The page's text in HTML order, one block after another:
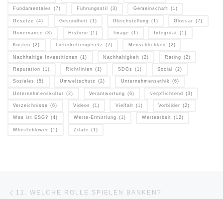
Fundamentales (7) Führungsstil (3) Gemeinschaft (1)
Gesetze (4) Gesundheit (1) Gleichstellung (1) Glossar (7)
Governance (3) Historie (1) Image (1) Integrität (1)
Kosten (2) Lieferkettengesetz (2) Menschlichkeit (2)
Nachhaltige Investitionen (1) Nachhaltigkeit (2) Rating (2)
Reputation (1) Richtlinien (1) SDGs (1) Social (2)
Soziales (5) Umweltschutz (2) Unternehmensethik (6)
Unternehmenskultur (2) Verantwortung (6) verpflichtend (3)
Verzeichnisse (6) Videos (1) Vielfalt (1) Vorbilder (2)
Was ist ESG? (4) Werte-Ermittlung (1) Wertearbeit (12)
Whistleblower (1) Zitate (1)
12. WELCHE ROLLE SPIELEN BANKEN?